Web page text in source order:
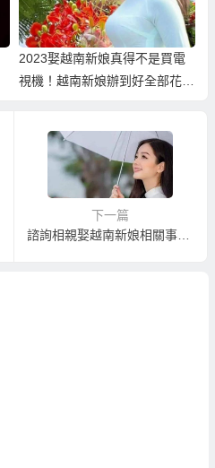
2023娶越南新娘真得不是買電
視機！越南新娘辦到好全部花費
下一篇
諮詢相親娶越南新娘相關事宜；請先詢問瞭解關於娶越南新娘的完整費用！